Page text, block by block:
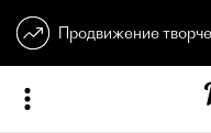
Продвижение